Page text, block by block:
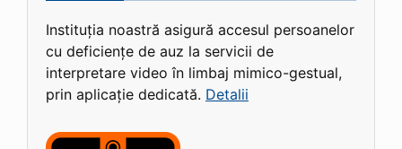
Instituția noastră asigură accesul persoanelor
cu deficiențe de auz la servicii de
interpretare video în limbaj mimico-gestual,
prin aplicație dedicată. Detalii